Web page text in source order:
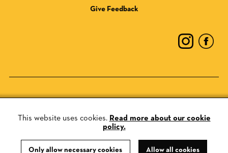
Give Feedback
This website uses cookies. Read more about our cookie
policy.
Only allow necessary cookies Allow all cookies